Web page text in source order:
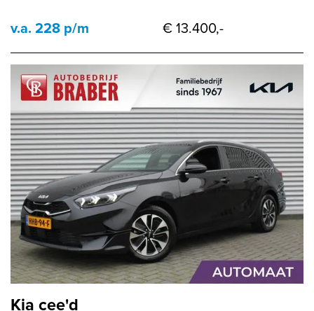
v.a. 228 p/m € 13.400,-
Kia cee'd